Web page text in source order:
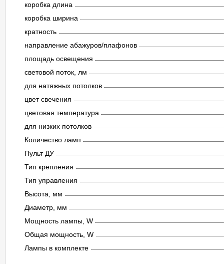
коробка длина
коробка ширина
кратность
направление абажуров/плафонов
площадь освещения
световой поток, лм
для натяжных потолков
цвет свечения
цветовая температура
для низких потолков
Количество ламп
Пульт ДУ
Тип крепления
Тип управления
Высота, мм
Диаметр, мм
Мощность лампы, W
Общая мощность, W
Лампы в комплекте